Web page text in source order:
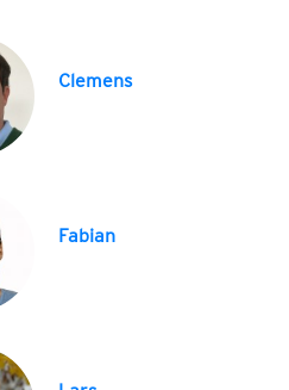
Clemens
Fabian